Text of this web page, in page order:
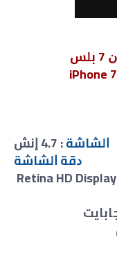
ﺍﻟﺸﺎﺷﺔ: 4.7 ﺇﻧﺶ
ﺩﻗﺔ ﺍﻟﺸﺎﺷﺔ
Retina HD Display